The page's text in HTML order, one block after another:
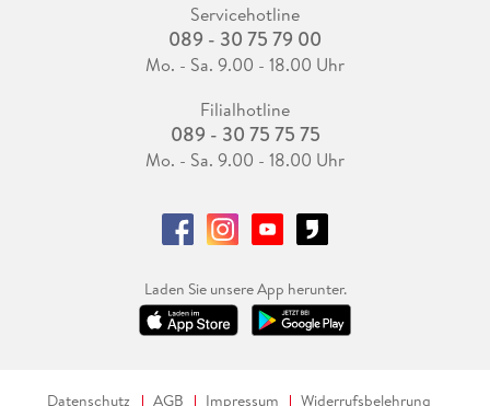
Servicehotline
089 - 30 75 79 00
Mo. - Sa. 9.00 - 18.00 Uhr
Filialhotline
089 - 30 75 75 75
Mo. - Sa. 9.00 - 18.00 Uhr
Laden Sie unsere App herunter.
Datenschutz AGB Impressum
Widerrufsbelehrung